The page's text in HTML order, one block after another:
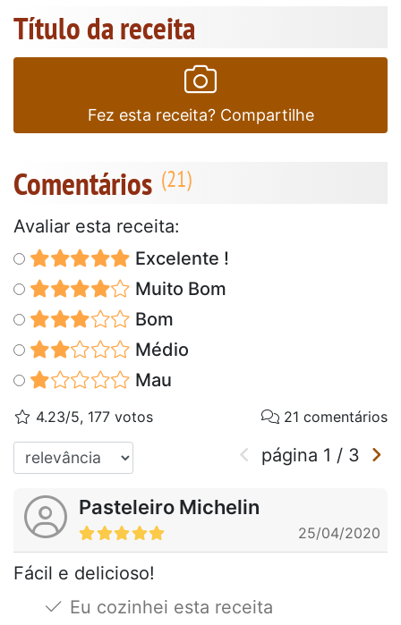
Título da receita
Fez esta receita? Compartilhe
Comentários
Avaliar esta receita:
Excelente !
Muito Bom
Bom
Médio
Mau
4.23/5, 177 votos 21 comentários
página 1 / 3
Pasteleiro Michelin
25/04/2020
Fácil e delicioso!
Eu cozinhei esta receita